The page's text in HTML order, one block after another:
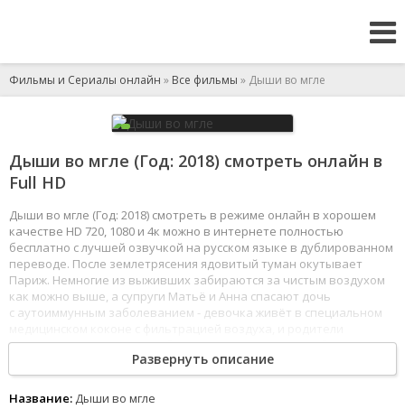
Фильмы и Сериалы онлайн » Все фильмы » Дыши во мгле
Дыши во мгле (Год: 2018) смотреть онлайн в
Full HD
Дыши во мгле (Год: 2018) смотреть в режиме онлайн в хорошем
качестве HD 720, 1080 и 4к можно в интернете полностью
бесплатно с лучшей озвучкой на русском языке в дублированном
переводе. После землетрясения ядовитый туман окутывает
Париж. Немногие из выживших забираются за чистым воздухом
как можно выше, а супруги Матьё и Анна спасают дочь
с аутоиммунным заболеванием - девочка живёт в специальном
пытаются сделать всё, чтобы поддерживать его в рабочем
12345 678
Развернуть описание
Название: Дыши во мгле